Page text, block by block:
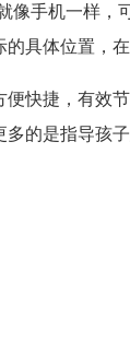
像手机一样，
具体位置，
快捷，有效
的是指导孩